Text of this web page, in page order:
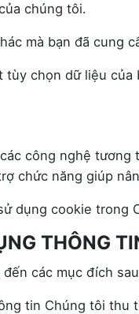
chúng tôi.
mà bạn đã cung
chọn dữ liệu của
công nghệ
chức năng giúp
dụng cookie trong
THÔNG
các mục đích
tin Chúng tôi thu